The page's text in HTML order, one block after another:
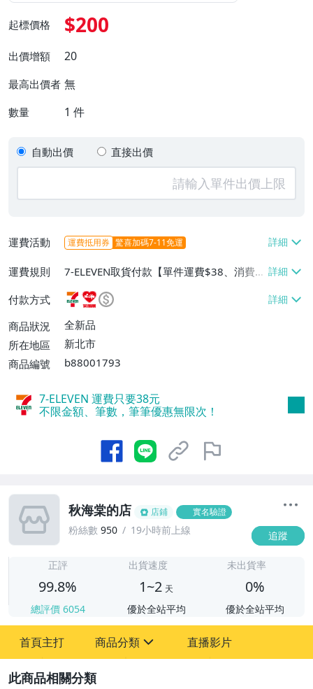
起標價格 $200
出價增額 20
最高出價者 無
數量 1 件
自動出價 直接出價
運費活動 運費抵用券 驚喜加碼7-11免運
運費規則
7-ELEVEN取貨付款【單件運費$38、消費滿
$2000免運費】、萊爾富取貨付款【單件運
費$60、消費滿$2000免運費】、面交/自
取/不寄送【免運費】、郵局掛號【單件運
費$80、消費滿$2000免運費】
付款方式
商品狀況
全新品
所在地區
新北市
商品編號
b88001793
7-ELEVEN 運費只要38元
不限金額、筆數，筆筆優惠無限次！
秋海棠的店 店鋪 實名驗證
粉絲數 950 19小時前上線 追蹤
正評
99.8%
總評價 6054
出貨速度
1~2 天
優於全站平均
未出貨率
0%
優於全站平均
首頁主打 商品分類
其它
直播影片